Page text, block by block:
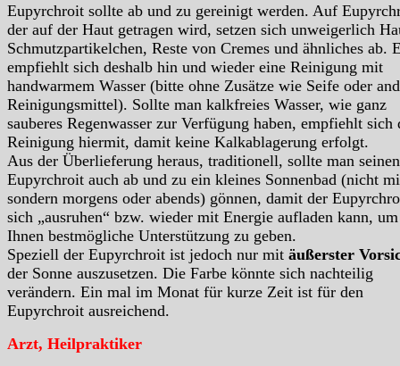
Eupyrchroit sollte ab und zu gereinigt werden. Auf
der auf der Haut getragen wird, setzen sich unweigerlich
Schmutzpartikelchen, Reste von Cremes und ähnliches ab.
empfiehlt sich deshalb hin und wieder eine Reinigung mit
handwarmem Wasser (bitte ohne Zusätze wie Seife oder
Reinigungsmittel). Sollte man kalkfreies Wasser, wie ganz
sauberes Regenwasser zur Verfügung haben, empfiehlt sich
Reinigung hiermit, damit keine Kalkablagerung erfolgt.
Aus der Überlieferung heraus, traditionell, sollte man seinen
Eupyrchroit auch ab und zu ein kleines Sonnenbad (nicht
sondern morgens oder abends) gönnen, damit der
sich „ausruhen“ bzw. wieder mit Energie aufladen kann, um
Ihnen bestmögliche Unterstützung zu geben.
Speziell der Eupyrchroit ist jedoch nur mit äußerster
der Sonne auszusetzen. Die Farbe könnte sich nachteilig
verändern. Ein mal im Monat für kurze Zeit ist für den
Eupyrchroit ausreichend.
Arzt, Heilpraktiker